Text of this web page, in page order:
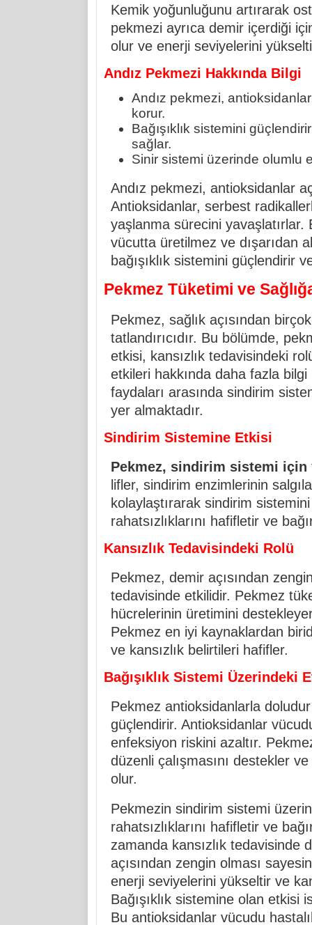
Kemik yoğunluğunu artırarak
pekmezi ayrıca demir içerdiği
olur ve enerji seviyelerini
Andız Pekmezi Hakkında Bilgi
Andız pekmezi,
korur.
Bağışıklık sistemini
sağlar.
Sinir sistemi üzerinde olumlu
Andız pekmezi, antioksidanlar
Antioksidanlar, serbest
yaşlanma sürecini
vücutta üretilmez ve dışarıdan
bağışıklık sistemini güçlendirir
Pekmez Tüketimi ve
Pekmez, sağlık açısından
tatlandırıcıdır. Bu bölümde,
etkisi, kansızlık tedavisindeki
etkileri hakkında daha fazla
faydaları arasında sindirim
yer almaktadır.
Sindirim Sistemine Etkisi
Pekmez, sindirim sistemi için
lifler, sindirim enzimlerinin
kolaylaştırarak sindirim
rahatsızlıklarını hafifletir ve
Kansızlık Tedavisindeki Rolü
Pekmez, demir açısından
tedavisinde etkilidir. Pekmez
hücrelerinin üretimini
Pekmez en iyi kaynaklardan
ve kansızlık belirtileri hafifler.
Bağışıklık Sistemi Üzerindeki
Pekmez antioksidanlarla
güçlendirir. Antioksidanlar
enfeksiyon riskini azaltır.
düzenli çalışmasını destekler
olur.
Pekmezin sindirim sistemi
rahatsızlıklarını hafifletir ve
zamanda kansızlık tedavisinde
açısından zengin olması
enerji seviyelerini yükseltir ve
Bağışıklık sistemine olan etkisi
Bu antioksidanlar vücudu